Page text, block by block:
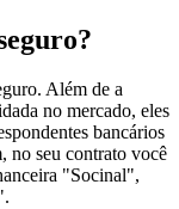
Além de a
no mercado, eles
bancários
no seu contrato você
"Socinal",